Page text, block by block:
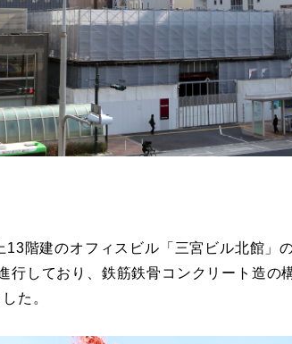
階建のオフィスビル「三宮ビル北館」
行しており、鉄筋鉄骨コンクリート造の
た。